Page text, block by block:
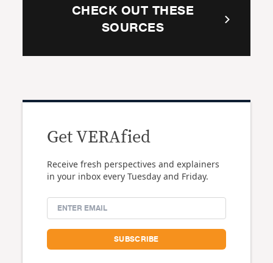
CHECK OUT THESE
SOURCES
Get VERAfied
Receive fresh perspectives and explainers
in your inbox every Tuesday and Friday.